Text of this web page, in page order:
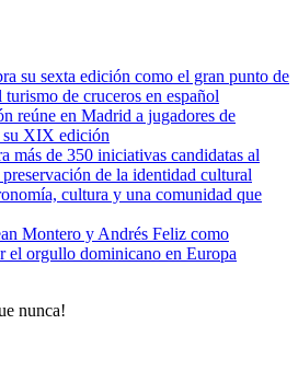
su sexta edición como el gran punto de
de cruceros en español
reúne en Madrid a jugadores de
su XIX edición
de 350 iniciativas candidatas al
de la identidad cultural
cultura y una comunidad que
Montero y Andrés Feliz como
el orgullo dominicano en Europa
nunca!